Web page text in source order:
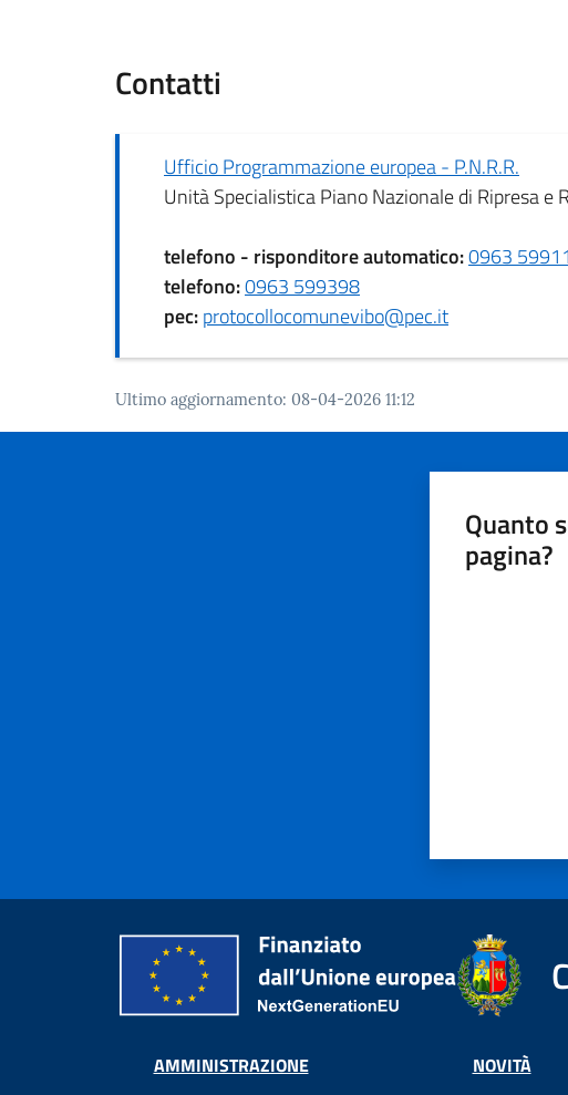
Contatti
Ufficio Programmazione europea - P.N.R.R.
Unità Specialistica Piano Nazionale di Ripresa e
telefono - risponditore automatico:0963
telefono:0963 599398
pec:protocollocomunevibo@pec.it
Ultimo aggiornamento: 08-04-2026 11:12
Quanto
pagina?
AMMINISTRAZIONE NOVITÀ